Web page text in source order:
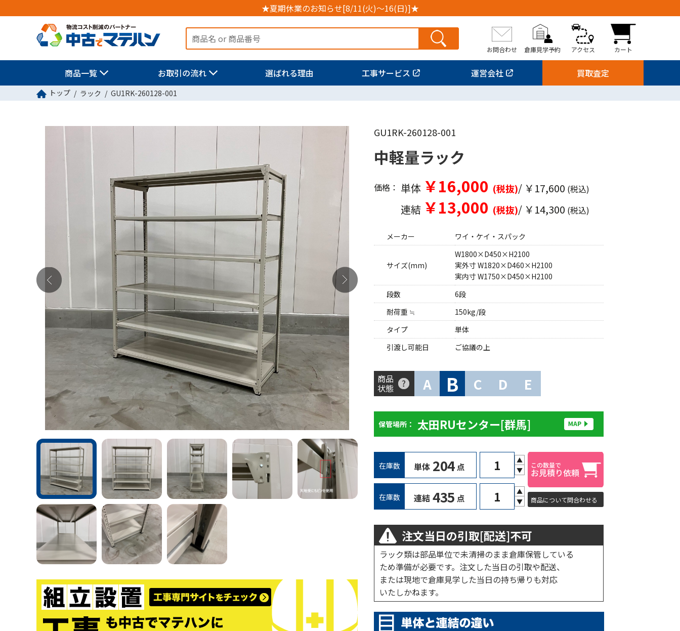
★夏期休業のお知らせ[8/11(火)～16(日)]★
お問合わせ 倉庫見学予約 アクセス カート
商品一覧 お取引の流れ 選ばれる理由 工事サービス 運営会社 買取査定
トップ ラック GU1RK-260128-001
GU1RK-260128-001
中軽量ラック
価格： 単体 ￥16,000 (税抜)/ ￥17,600 (税込)
連結 ￥13,000 (税抜)/ ￥14,300 (税込)
メーカー ワイ・ケイ・スパック
サイズ(mm)
W1800×D450×H2100
実外寸 W1820×D460×H2100
実内寸 W1750×D450×H2100
段数
6段
耐荷重 ≒
150kg/段
タイプ
単体
引渡し可能日
ご協議の上
商品
状態 A B C D E
保管場所： 太田RUセンター[群馬]
在庫数 単体 204 点
▲
▼
在庫数 連結 435 点
▲
▼
商品について問合わせる
注文当日の引取[配送]不可
ラック類は部品単位で未清掃のまま倉庫保管している
ため準備が必要です。注文した当日の引取や配送、
または現地で倉庫見学した当日の持ち帰りも対応
いたしかねます。